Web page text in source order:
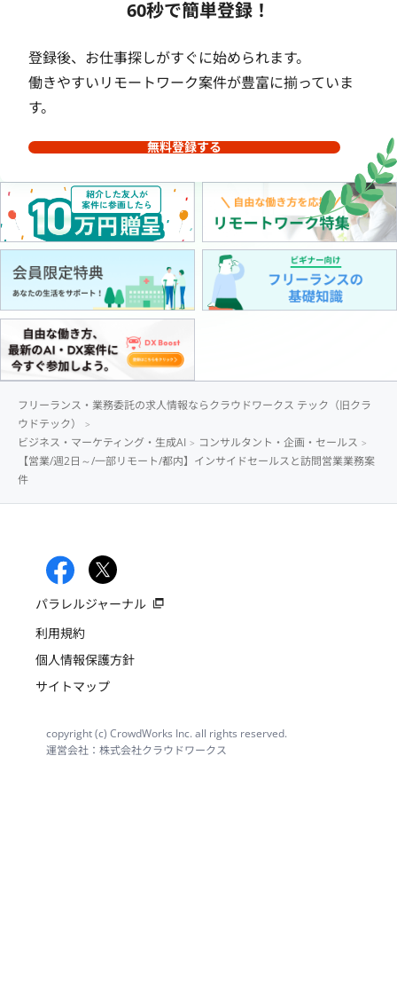
60秒で簡単登録！
登録後、お仕事探しがすぐに始められます。
働きやすいリモートワーク案件が豊富に揃っていま
す。
無料登録する
フリーランス・業務委託の求人情報ならクラウドワークス テック（旧クラ
ウドテック）
ビジネス・マーケティング・生成AI
コンサルタント・企画・セールス
【営業/週2日～/一部リモート/都内】インサイドセールスと訪問営業業務案
件
パラレルジャーナル
利用規約
個人情報保護方針
サイトマップ
copyright (c) CrowdWorks Inc. all rights reserved.
運営会社：株式会社クラウドワークス